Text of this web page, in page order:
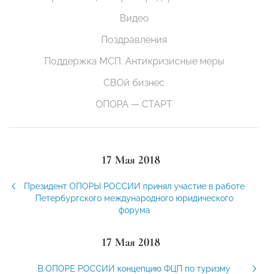
Видео
Поздравления
Поддержка МСП. Антикризисные меры
СВОй бизнес
ОПОРА — СТАРТ
17 Мая 2018
Президент ОПОРЫ РОССИИ принял участие в работе
Петербургского международного юридического
форума
17 Мая 2018
В ОПОРЕ РОССИИ концепцию ФЦП по туризму